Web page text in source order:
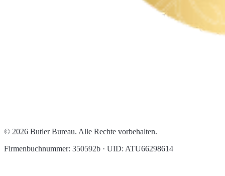
© 2026 Butler Bureau. Alle Rechte vorbehalten.
Firmenbuchnummer: 350592b · UID: ATU66298614